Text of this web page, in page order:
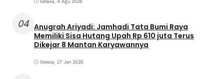
Selasa, 4 Agu 2026
04 Anugrah Ariyadi: Jamhadi Tata Bumi Raya
Memiliki Sisa Hutang Upah Rp 610 juta Terus
Dikejar 8 Mantan Karyawannya
Selasa, 27 Jan 2026